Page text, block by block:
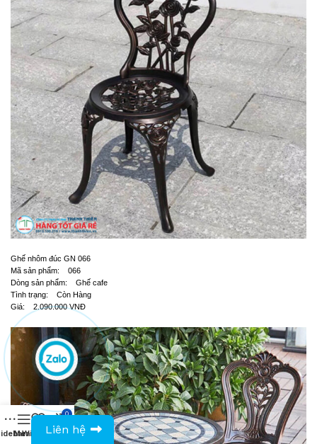
Ghế nhôm đúc GN 066
Mã sản phẩm: 066
Dòng sản phẩm: Ghế cafe
Tình trạng: Còn Hàng
Giá: 2.090.000 VNĐ
MenuWishlistCompare
0
Cart
Liên hệ
0943594386